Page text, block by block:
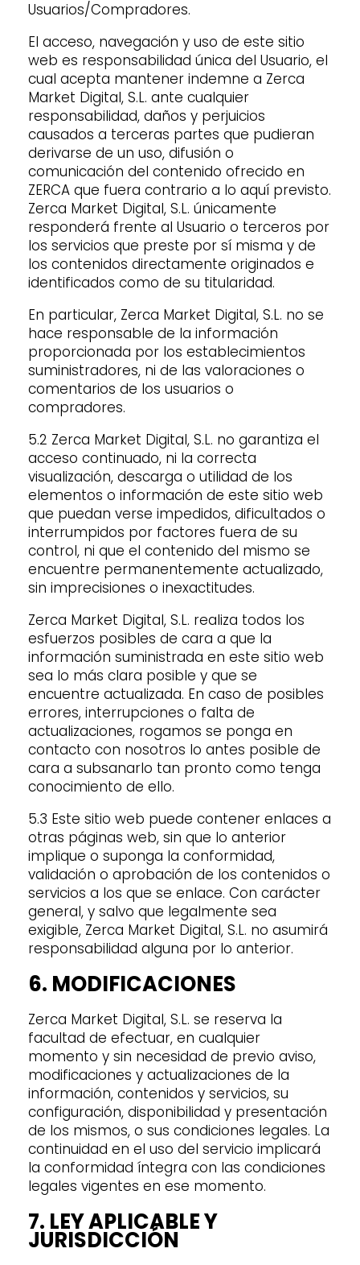
Usuarios/Compradores.
El acceso, navegación y uso de este sitio
web es responsabilidad única del Usuario, el
cual acepta mantener indemne a Zerca
Market Digital, S.L. ante cualquier
responsabilidad, daños y perjuicios
causados a terceras partes que pudieran
derivarse de un uso, difusión o
comunicación del contenido ofrecido en
ZERCA que fuera contrario a lo aquí previsto.
Zerca Market Digital, S.L. únicamente
responderá frente al Usuario o terceros por
los servicios que preste por sí misma y de
los contenidos directamente originados e
identificados como de su titularidad.
En particular, Zerca Market Digital, S.L. no se
hace responsable de la información
proporcionada por los establecimientos
suministradores, ni de las valoraciones o
comentarios de los usuarios o
compradores.
5.2 Zerca Market Digital, S.L. no garantiza el
acceso continuado, ni la correcta
visualización, descarga o utilidad de los
elementos o información de este sitio web
que puedan verse impedidos, dificultados o
interrumpidos por factores fuera de su
control, ni que el contenido del mismo se
encuentre permanentemente actualizado,
sin imprecisiones o inexactitudes.
Zerca Market Digital, S.L. realiza todos los
esfuerzos posibles de cara a que la
información suministrada en este sitio web
sea lo más clara posible y que se
encuentre actualizada. En caso de posibles
errores, interrupciones o falta de
actualizaciones, rogamos se ponga en
contacto con nosotros lo antes posible de
cara a subsanarlo tan pronto como tenga
conocimiento de ello.
5.3 Este sitio web puede contener enlaces a
otras páginas web, sin que lo anterior
implique o suponga la conformidad,
validación o aprobación de los contenidos o
servicios a los que se enlace. Con carácter
general, y salvo que legalmente sea
exigible, Zerca Market Digital, S.L. no asumirá
responsabilidad alguna por lo anterior.
6. MODIFICACIONES
Zerca Market Digital, S.L. se reserva la
facultad de efectuar, en cualquier
momento y sin necesidad de previo aviso,
modificaciones y actualizaciones de la
información, contenidos y servicios, su
configuración, disponibilidad y presentación
de los mismos, o sus condiciones legales. La
continuidad en el uso del servicio implicará
la conformidad íntegra con las condiciones
legales vigentes en ese momento.
7. LEY APLICABLE Y
JURISDICCIÓN